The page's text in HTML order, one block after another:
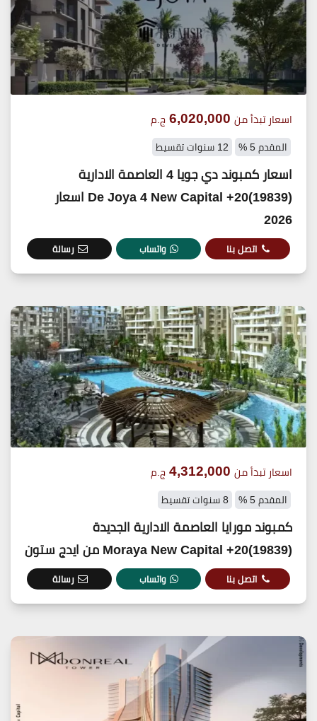
اسعار تبدأ من 6,020,000 ج.م
المقدم 5 % 12 سنوات تقسيط
اسعار كمبوند دي جويا 4 العاصمة الادارية
(19839)20+ De Joya 4 New Capital اسعار
2026
اتصل بنا واتساب رسالة
اسعار تبدأ من 4,312,000 ج.م
المقدم 5 % 8 سنوات تقسيط
كمبوند مورايا العاصمة الادارية الجديدة
(19839)20+ Moraya New Capital من ايدج ستون
اتصل بنا واتساب رسالة